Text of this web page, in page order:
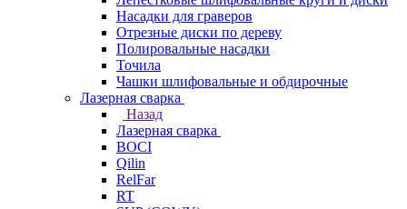
Насадки для граверов
Отрезные диски по дереву
Полировальные насадки
Точила
Чашки шлифовальные и обдирочные
Лазерная сварка
Назад
Лазерная сварка
BOCI
Qilin
RelFar
RT